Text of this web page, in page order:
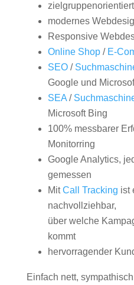
modernes
Responsive
Online Shop/ E-
SEO/
Google und
SEA/
Microsoft Bing
100% messbarer
Monitorring
Google Analytics,
gemessen
MitCall Tracking ist
nachvollziehbar,
über welche
kommt
hervorragender
Einfach nett,